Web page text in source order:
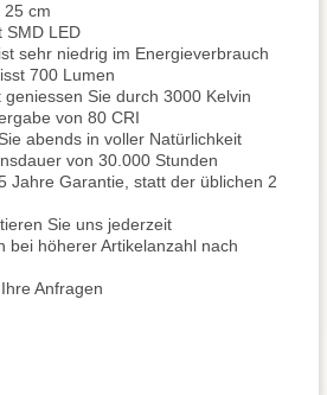
25 cm
SMD LED
ist sehr niedrig im Energieverbrauch
700 Lumen
geniessen Sie durch 3000 Kelvin
von 80 CRI
abends in voller Natürlichkeit
von 30.000 Stunden
Jahre Garantie, statt der üblichen 2
Sie uns jederzeit
bei höherer Artikelanzahl nach
Anfragen